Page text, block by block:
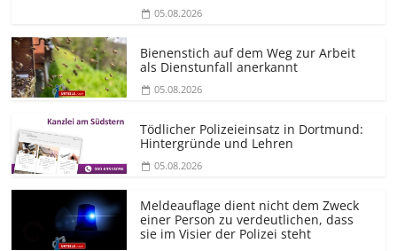
05.08.2026
Bienenstich auf dem Weg zur Arbeit
als Dienstunfall anerkannt
05.08.2026
Tödlicher Polizeieinsatz in Dortmund:
Hintergründe und Lehren
05.08.2026
Meldeauflage dient nicht dem Zweck
einer Person zu verdeutlichen, dass
sie im Visier der Polizei steht